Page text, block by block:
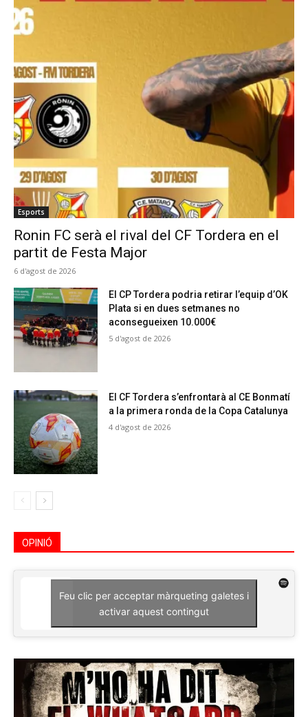
Esports
Ronin FC serà el rival del CF Tordera en el
partit de Festa Major
6 d'agost de 2026
El CP Tordera podria retirar l’equip d’OK
Plata si en dues setmanes no
aconsegueixen 10.000€
5 d'agost de 2026
El CF Tordera s’enfrontarà al CE Bonmatí
a la primera ronda de la Copa Catalunya
4 d'agost de 2026
OPINIÓ
Feu clic per acceptar màrqueting galetes i
activar aquest contingut